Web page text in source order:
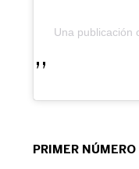
Una publicación
PRIMER